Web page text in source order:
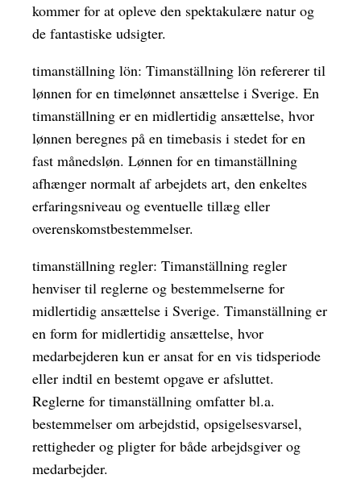
kommer for at opleve den spektakulære natur og
de fantastiske udsigter.
timanställning lön: Timanställning lön refererer til
lønnen for en timelønnet ansættelse i Sverige. En
timanställning er en midlertidig ansættelse, hvor
lønnen beregnes på en timebasis i stedet for en
fast månedsløn. Lønnen for en timanställning
afhænger normalt af arbejdets art, den enkeltes
erfaringsniveau og eventuelle tillæg eller
overenskomstbestemmelser.
timanställning regler: Timanställning regler
henviser til reglerne og bestemmelserne for
midlertidig ansættelse i Sverige. Timanställning er
en form for midlertidig ansættelse, hvor
medarbejderen kun er ansat for en vis tidsperiode
eller indtil en bestemt opgave er afsluttet.
Reglerne for timanställning omfatter bl.a.
bestemmelser om arbejdstid, opsigelsesvarsel,
rettigheder og pligter for både arbejdsgiver og
medarbejder.